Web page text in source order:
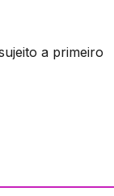
a primeiro